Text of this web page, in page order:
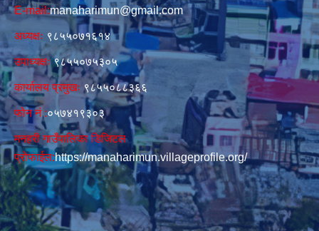
E-mail:manaharimun@gmail.com
अध्यक्षः ९८५५०७१६१४
उपाध्यक्षः९८५५०७५३०५
कार्यालय प्रमुखः ९८५५०८८३६६
फोन नं‍‌ :०५७४१९३०३
मनहरी गाउँपालिका डिजिटल
प्रोफाईल:https://manaharimun.villageprofile.org/